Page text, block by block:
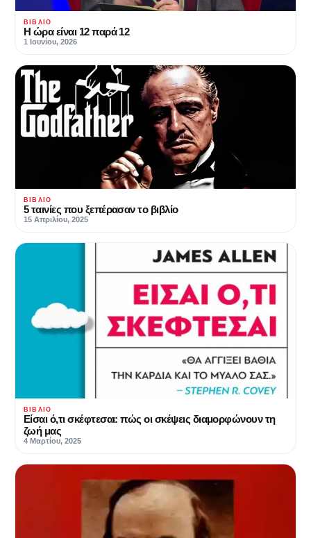
ΒΙΒΛΊΟ
H ώρα είναι 12 παρά 12
1 Ιουνίου, 2026
ΒΙΒΛΊΟ
5 ταινίες που ξεπέρασαν το βιβλίο
15 Απριλίου, 2025
ΒΙΒΛΊΟ
Είσαι ό,τι σκέφτεσαι: πώς οι σκέψεις διαμορφώνουν τη
ζωή μας
4 Μαρτίου, 2025